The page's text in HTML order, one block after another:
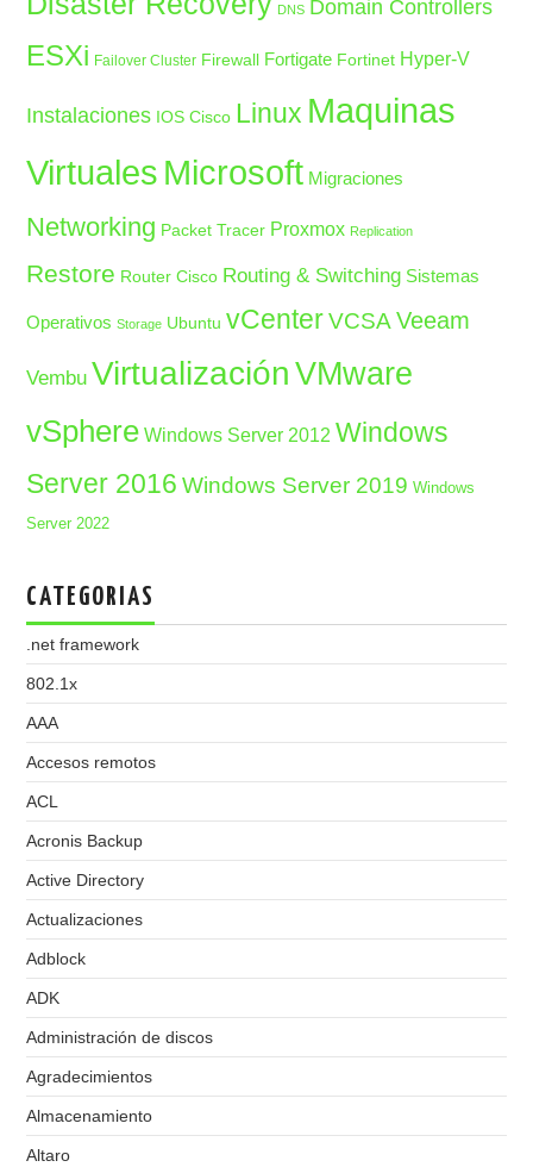
DNS Domain Controllers
ESXi Failover Cluster Firewall Fortigate Fortinet Hyper-V
Instalaciones IOS Cisco Linux Maquinas
Virtuales Microsoft Migraciones
Networking Packet Tracer Proxmox Replication
Restore Router Cisco Routing & Switching Sistemas
Operativos Storage Ubuntu vCenter VCSA Veeam
Vembu Virtualización VMware
vSphere Windows Server 2012 Windows
Server 2016 Windows Server 2019 Windows
Server 2022
CATEGORIAS
.net framework
802.1x
AAA
Accesos remotos
ACL
Acronis Backup
Active Directory
Actualizaciones
Adblock
ADK
Administración de discos
Agradecimientos
Almacenamiento
Altaro